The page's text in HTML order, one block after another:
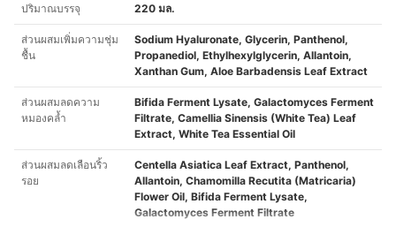
ปริมาณบรรจุ 220 มล.
ส่วนผสมเพิ่มความชุ่ม
ชื้น
Sodium Hyaluronate, Glycerin, Panthenol,
Propanediol, Ethylhexylglycerin, Allantoin,
Xanthan Gum, Aloe Barbadensis Leaf Extract
ส่วนผสมลดความ
หมองคล้ำ
Bifida Ferment Lysate, Galactomyces Ferment
Filtrate, Camellia Sinensis (White Tea) Leaf
Extract, White Tea Essential Oil
ส่วนผสมลดเลือนริ้ว
รอย
Centella Asiatica Leaf Extract, Panthenol,
Allantoin, Chamomilla Recutita (Matricaria)
Flower Oil, Bifida Ferment Lysate,
Galactomyces Ferment Filtrate